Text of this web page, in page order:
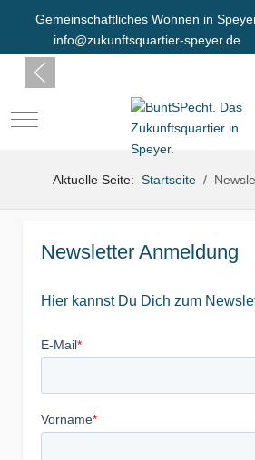
Gemeinschaftliches Wohnen in
info@zukunftsquartier-speyer.de
Mobile Menu Toggle
Aktuelle Seite: Startseite
Newsletter Anmeldung
Hier kannst Du Dich zum